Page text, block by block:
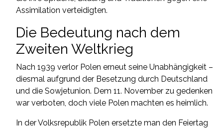
Assimilation verteidigten.
Die Bedeutung nach dem
Zweiten Weltkrieg
Nach 1939 verlor Polen erneut seine Unabhängigkeit –
diesmal aufgrund der Besetzung durch Deutschland
und die Sowjetunion. Dem 11. November zu gedenken
war verboten, doch viele Polen machten es heimlich.
In der Volksrepublik Polen ersetzte man den Feiertag